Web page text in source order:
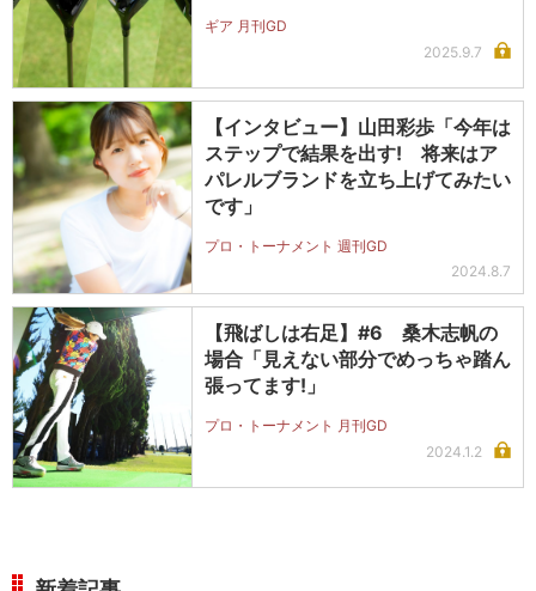
ギア 月刊GD
2025.9.7
【インタビュー】山田彩歩「今年は
ステップで結果を出す! 将来はア
パレルブランドを立ち上げてみたい
です」
プロ・トーナメント 週刊GD
2024.8.7
【飛ばしは右足】#6 桑木志帆の
場合「見えない部分でめっちゃ踏ん
張ってます!」
プロ・トーナメント 月刊GD
2024.1.2